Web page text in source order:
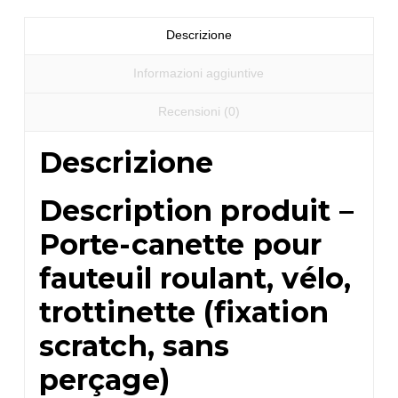
Descrizione
Informazioni aggiuntive
Recensioni (0)
Descrizione
Description produit –
Porte-canette pour
fauteuil roulant, vélo,
trottinette (fixation
scratch, sans
perçage)